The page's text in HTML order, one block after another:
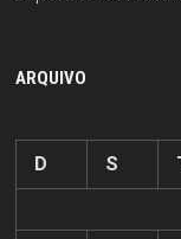
ARQUIVO
D
S